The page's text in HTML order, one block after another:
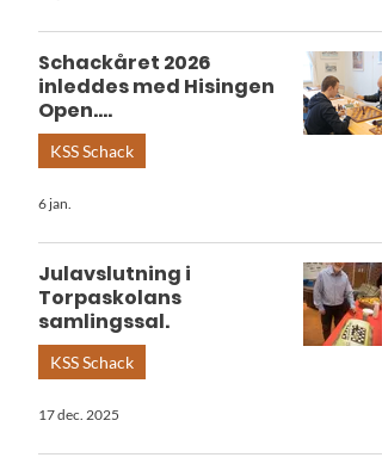
Schackåret 2026
inleddes med Hisingen
Open....
KSS Schack
6 jan.
Julavslutning i
Torpaskolans
samlingssal.
KSS Schack
17 dec. 2025